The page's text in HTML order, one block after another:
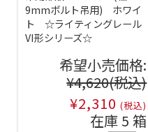
9mmボルト吊用) ホワイ
ト ☆ライティングレール
VI形シリーズ☆
希望小売価格:
¥4,620(税込)
¥2,310 (税込)
在庫 5 箱